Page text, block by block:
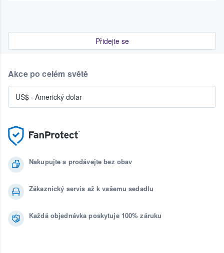
Přidejte se
Nakupujte a prodávejte bez obav
Zákaznický servis až k vašemu sedadlu
Každá objednávka poskytuje 100% záruku
Akce po celém světě
US$ · Americký dolar